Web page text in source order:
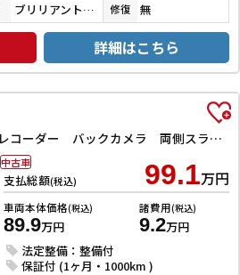
ブリリアントホワイトパール３コートパール 修復 無
詳細はこちら
ハイブリッドG ドライブレコーダー バックカメラ 両側スライドドア ナビ TV スマートキー アイドリングストップ 電動格納ミラー ベンチシート CVT ESC CD DVD再生 Bluetooth エアコン
支払総額(税込) 99.1万円
車両本体価格(税込)
89.9万円
諸費用(税込)
9.2万円
法定整備：整備付
保証付 (1ヶ月・1000km )
中古車